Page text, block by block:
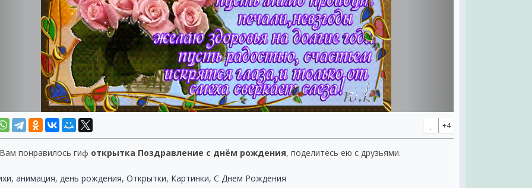
+4
понравилось гиф открытка Поздравление с днём рождения, поделитесь ею с друзьями.
, анимация, день рождения, Открытки, Картинки, С Днем Рождения